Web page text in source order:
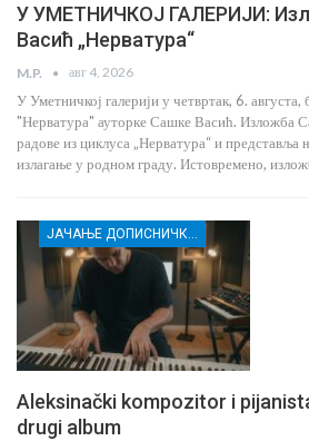
У УМЕТНИЧКОЈ ГАЛЕРИЈИ:
Васић „Нерватура“
M.P. авг 4, 2026
У Уметничкој галерији у четвртак, 6.
"Нерватура" ауторке Сашке Васић. Изложба
радове из циклуса „Нерватура“ и представља
излагање у родном граду. Истовремено,
ЈАЧАЊЕ ДОПИСНИЧКЕ МРЕЖЕ НЕЗАВИСНИХ МЕДИЈА У РАСИНСКОМ ОКРУГУ
Aleksinački kompozitor i
drugi album